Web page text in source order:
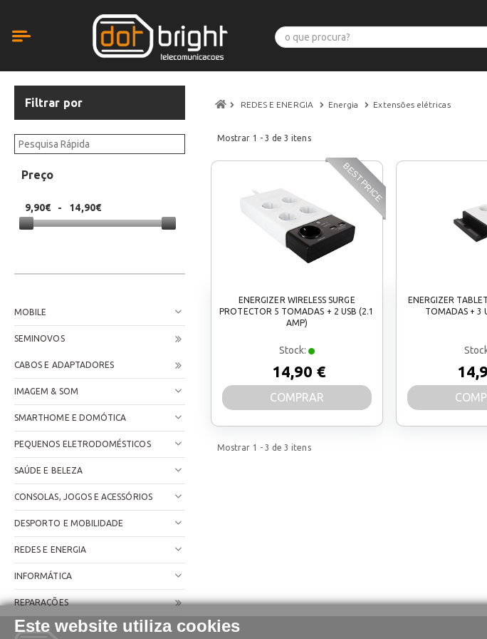
Este website utiliza cookies
Filtrar por
Preço
9,90€ - 14,90€
MOBILE
SEMINOVOS
CABOS E ADAPTADORES
IMAGEM & SOM
SMARTHOME E DOMÓTICA
PEQUENOS ELETRODOMÉSTICOS
SAÚDE E BELEZA
CONSOLAS, JOGOS E ACESSÓRIOS
DESPORTO E MOBILIDADE
REDES E ENERGIA
INFORMÁTICA
REPARAÇÕES
REDES E ENERGIA Energia Extensões elétricas
Mostrar 1 - 3 de3 itens
BEST PRICE
ENERGIZER WIRELESS SURGE
PROTECTOR 5 TOMADAS + 2 USB (2.1
AMP)
Stock:
14,90 €
COMPRAR
ENERGIZER
TOMADAS + 3
Mostrar 1 - 3 de3 itens